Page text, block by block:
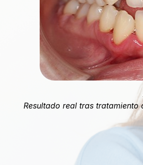
Resultado real tras